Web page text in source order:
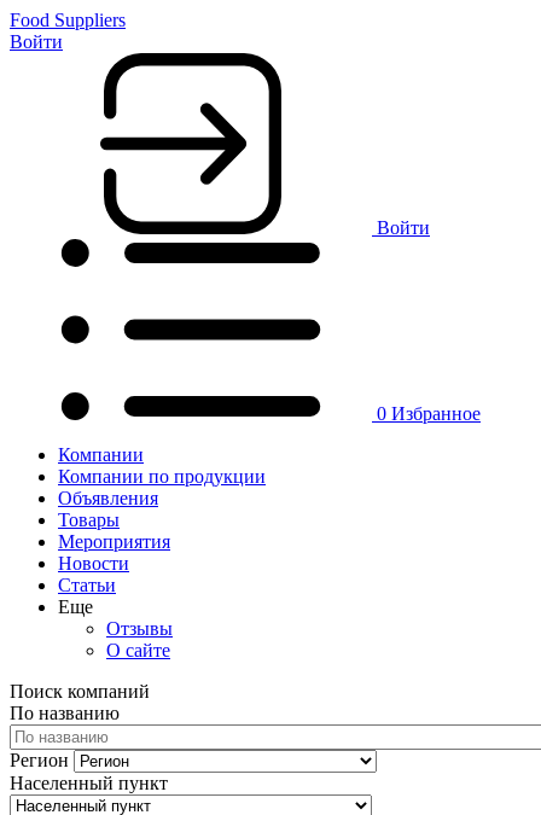
Food Suppliers
Войти
Войти
0 Избранное
Компании
Компании по продукции
Объявления
Товары
Мероприятия
Новости
Статьи
Еще
Отзывы
О сайте
Поиск компаний
По названию
Регион
Населенный пункт